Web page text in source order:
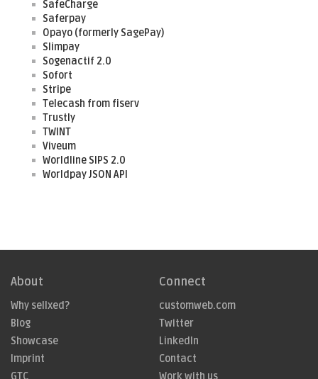
SafeCharge
Saferpay
Opayo (formerly SagePay)
Slimpay
Sogenactif 2.0
Sofort
Stripe
Telecash from fiserv
Trustly
TWINT
Viveum
Worldline SIPS 2.0
Worldpay JSON API
About
Why sellxed?
Blog
Showcase
Imprint
GTC
Connect
customweb.com
Twitter
LinkedIn
Contact
Work with us